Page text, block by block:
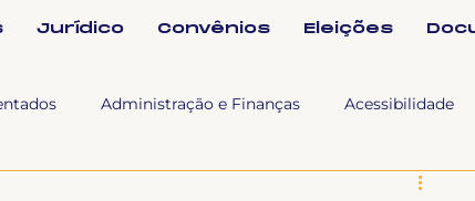
Jurídico Convênios Eleições
Administração e Finanças Acessibilidade